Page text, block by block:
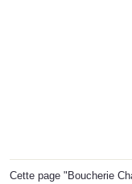
Cette page "Boucherie